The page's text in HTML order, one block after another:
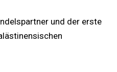
und der erste